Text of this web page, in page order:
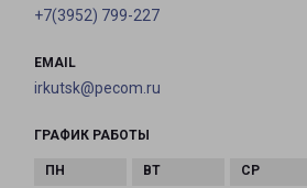
+7(3952) 799-227
EMAIL
irkutsk@pecom.ru
ГРАФИК РАБОТЫ